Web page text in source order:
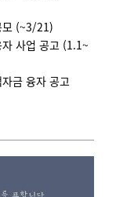
모 (~3/21)
사업 공고 (1.1~
금 융자 공고